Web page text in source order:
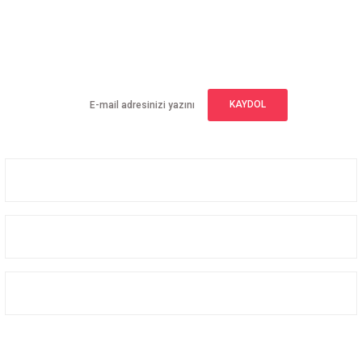
KAYDOL